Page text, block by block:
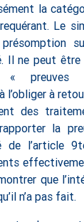
la
Le
Il ne peut
preuves
l’obliger à
des
la
l’article
que
n’a pas fait.